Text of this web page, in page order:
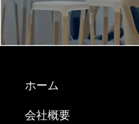
ホーム
会社概要